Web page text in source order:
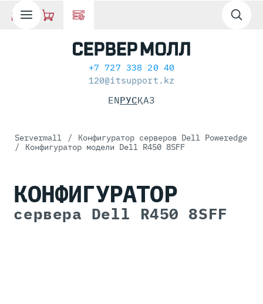
+7 727 338 20 40
120@itsupport.kz
ENРУСҚАЗ
Servermall /
Конфигуратор серверов Dell Poweredge
/
Конфигуратор модели Dell R450 8SFF
КОНФИГУРАТОР
сервера Dell R450 8SFF